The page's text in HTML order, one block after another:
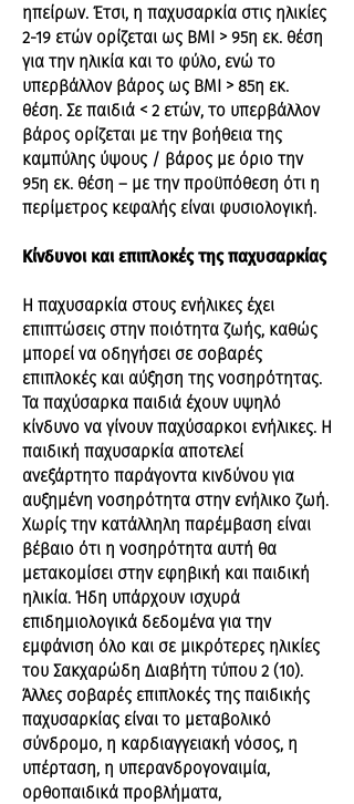
ηπείρων. Έτσι, η παχυσαρκία στις ηλικίες
2-19 ετών ορίζεται ως ΒΜΙ > 95η εκ. θέση
για την ηλικία και το φύλο, ενώ το
υπερβάλλον βάρος ως ΒΜΙ > 85η εκ.
θέση. Σε παιδιά < 2 ετών, το υπερβάλλον
βάρος ορίζεται με την βοήθεια της
καμπύλης ύψους / βάρος με όριο την
95η εκ. θέση – με την προϋπόθεση ότι η
περίμετρος κεφαλής είναι φυσιολογική.
Κίνδυνοι και επιπλοκές της παχυσαρκίας
Η παχυσαρκία στους ενήλικες έχει
επιπτώσεις στην ποιότητα ζωής, καθώς
μπορεί να οδηγήσει σε σοβαρές
επιπλοκές και αύξηση της νοσηρότητας.
Τα παχύσαρκα παιδιά έχουν υψηλό
κίνδυνο να γίνουν παχύσαρκοι ενήλικες. Η
παιδική παχυσαρκία αποτελεί
ανεξάρτητο παράγοντα κινδύνου για
αυξημένη νοσηρότητα στην ενήλικο ζωή.
Χωρίς την κατάλληλη παρέμβαση είναι
βέβαιο ότι η νοσηρότητα αυτή θα
μετακομίσει στην εφηβική και παιδική
ηλικία. Ήδη υπάρχουν ισχυρά
επιδημιολογικά δεδομένα για την
εμφάνιση όλο και σε μικρότερες ηλικίες
του Σακχαρώδη Διαβήτη τύπου 2 (10).
Άλλες σοβαρές επιπλοκές της παιδικής
παχυσαρκίας είναι το μεταβολικό
σύνδρομο, η καρδιαγγειακή νόσος, η
υπέρταση, η υπερανδρογοναιμία,
ορθοπαιδικά προβλήματα,